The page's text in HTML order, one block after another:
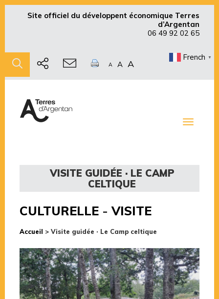
Site officiel du développent économique Terres
d’Argentan
06 49 92 02 65
A A A
French ▼
Toggle
VISITE GUIDÉE · LE CAMP
CELTIQUE
CULTURELLE -VISITE
Accueil > Visite guidée · Le Camp celtique